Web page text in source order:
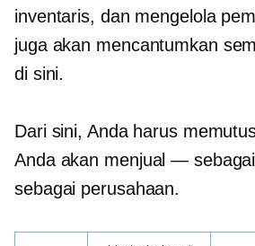
inventaris, dan mengelola
juga akan mencantumkan
di sini.
Dari sini, Anda harus
Anda akan menjual —
sebagai perusahaan.